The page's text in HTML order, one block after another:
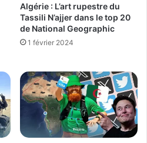
Algérie : L’art rupestre du
Tassili N’ajjer dans le top 20
de National Geographic
1 février 2024